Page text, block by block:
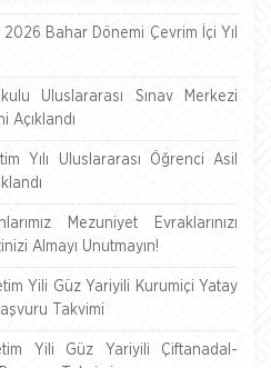
2026 Bahar Dönemi Çevrim İçi Yıl
Uluslararası Sınav Merkezi
Açıklandı
Yılı Uluslararası Öğrenci Asil
Mezuniyet Evraklarınızı
Almayı Unutmayın!
Yili Güz Yariyili Kurumiçi Yatay
Takvimi
Yili Güz Yariyili Çiftanadal-